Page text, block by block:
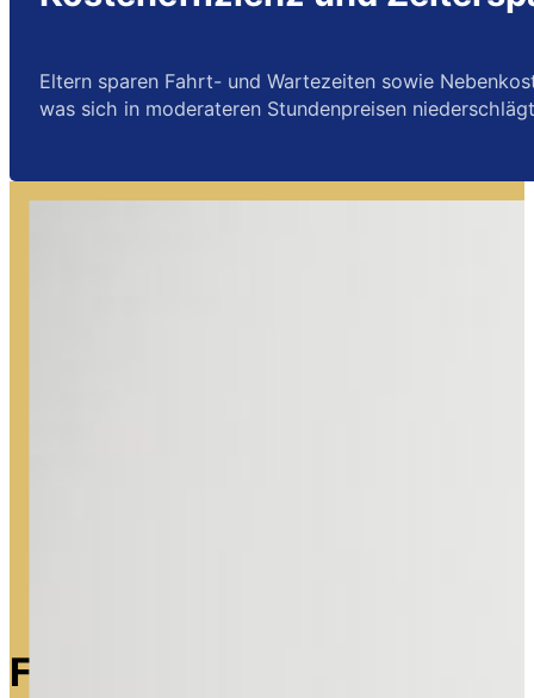
Eltern sparen Fahrt- und Wartezeiten sowie
was sich in moderateren Stundenpreisen
Fragen oder Interesse?